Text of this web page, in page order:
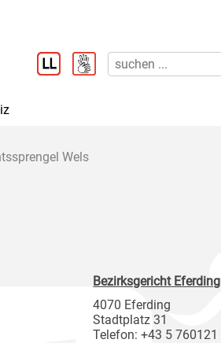
Wels
Bezirksgericht Eferding
4070 Eferding
Stadtplatz 31
Telefon: +43 5 760121